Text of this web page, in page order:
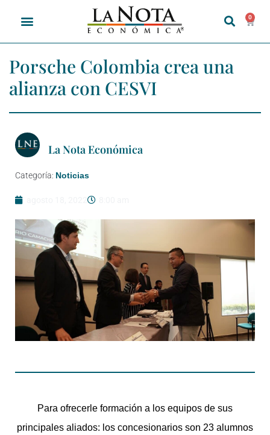
0
Porsche Colombia crea una
alianza con CESVI
La Nota Económica
Categoría: Noticias
Para ofrecerle formación a los equipos de sus
principales aliados: los concesionarios son 23 alumnos